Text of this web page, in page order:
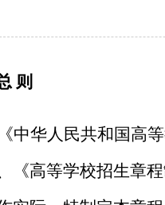
则
《中华人民共和国高
《高等学校招生章